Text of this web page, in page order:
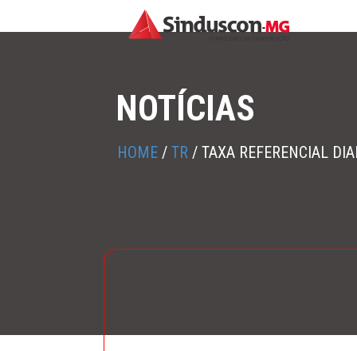
NOTÍCIAS
HOME / TR / TAXA REFERENCIAL